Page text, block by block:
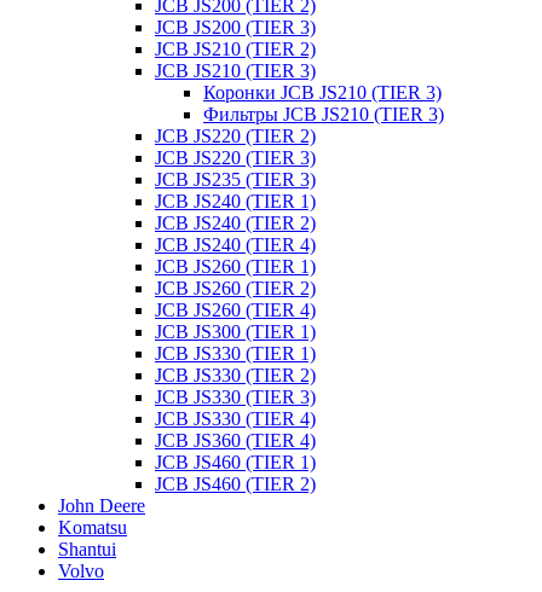
JCB JS200 (TIER 2)
JCB JS200 (TIER 3)
JCB JS210 (TIER 2)
JCB JS210 (TIER 3)
Коронки JCB JS210 (TIER 3)
Фильтры JCB JS210 (TIER 3)
JCB JS220 (TIER 2)
JCB JS220 (TIER 3)
JCB JS235 (TIER 3)
JCB JS240 (TIER 1)
JCB JS240 (TIER 2)
JCB JS240 (TIER 4)
JCB JS260 (TIER 1)
JCB JS260 (TIER 2)
JCB JS260 (TIER 4)
JCB JS300 (TIER 1)
JCB JS330 (TIER 1)
JCB JS330 (TIER 2)
JCB JS330 (TIER 3)
JCB JS330 (TIER 4)
JCB JS360 (TIER 4)
JCB JS460 (TIER 1)
JCB JS460 (TIER 2)
John Deere
Komatsu
Shantui
Volvo